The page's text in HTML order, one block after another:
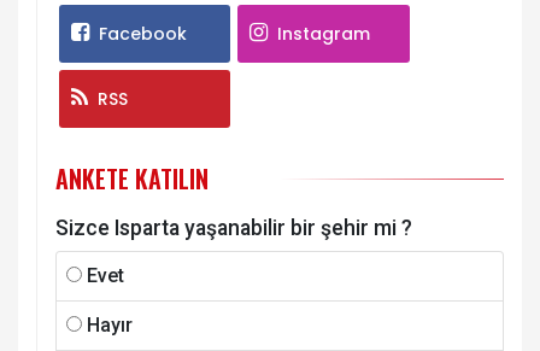
Facebook Instagram
RSS
ANKETE KATILIN
Sizce Isparta yaşanabilir bir şehir mi ?
Evet
Hayır